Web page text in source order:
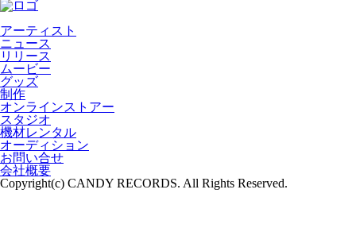
アーティスト
ニュース
リリース
ムービー
グッズ
制作
オンラインストアー
スタジオ
機材レンタル
オーディション
お問い合せ
会社概要
Copyright(c) CANDY RECORDS. All Rights Reserved.